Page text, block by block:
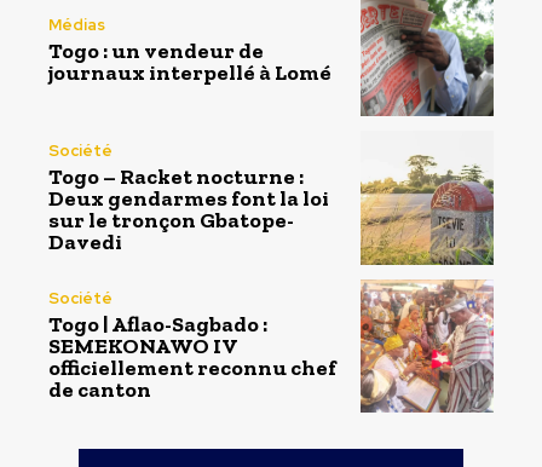
Médias
Togo : un vendeur de
journaux interpellé à Lomé
Société
Togo – Racket nocturne :
Deux gendarmes font la loi
sur le tronçon Gbatope-
Davedi
Société
Togo | Aflao-Sagbado :
SEMEKONAWO IV
officiellement reconnu chef
de canton